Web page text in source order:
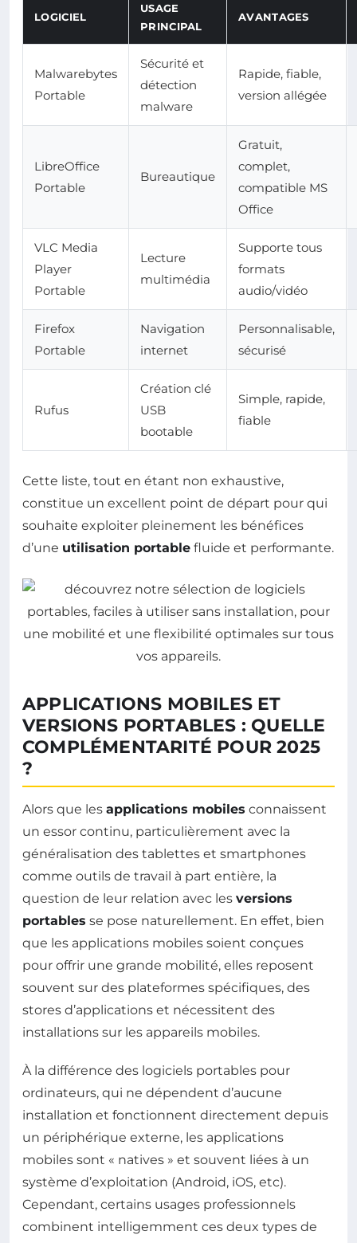
LOGICIEL
USAGE
PRINCIPAL
AVANTAGES
Malwarebytes
Portable
Sécurité et
détection
malware
Rapide, fiable,
version allégée
LibreOffice
Portable
Bureautique
Gratuit,
complet,
compatible MS
Office
VLC Media
Player
Portable
Lecture
multimédia
Supporte tous
formats
audio/vidéo
Firefox
Portable
Navigation
internet
Personnalisable,
sécurisé
Rufus
Création clé
USB
bootable
Simple, rapide,
fiable
Cette liste, tout en étant non exhaustive,
constitue un excellent point de départ pour qui
souhaite exploiter pleinement les bénéfices
d’une utilisation portable fluide et performante.
APPLICATIONS MOBILES ET
VERSIONS PORTABLES : QUELLE
COMPLÉMENTARITÉ POUR 2025
?
Alors que les applications mobiles connaissent
un essor continu, particulièrement avec la
généralisation des tablettes et smartphones
comme outils de travail à part entière, la
question de leur relation avec les versions
portables se pose naturellement. En effet, bien
que les applications mobiles soient conçues
pour offrir une grande mobilité, elles reposent
souvent sur des plateformes spécifiques, des
stores d’applications et nécessitent des
installations sur les appareils mobiles.
À la différence des logiciels portables pour
ordinateurs, qui ne dépendent d’aucune
installation et fonctionnent directement depuis
un périphérique externe, les applications
mobiles sont « natives » et souvent liées à un
système d’exploitation (Android, iOS, etc).
Cependant, certains usages professionnels
combinent intelligemment ces deux types de